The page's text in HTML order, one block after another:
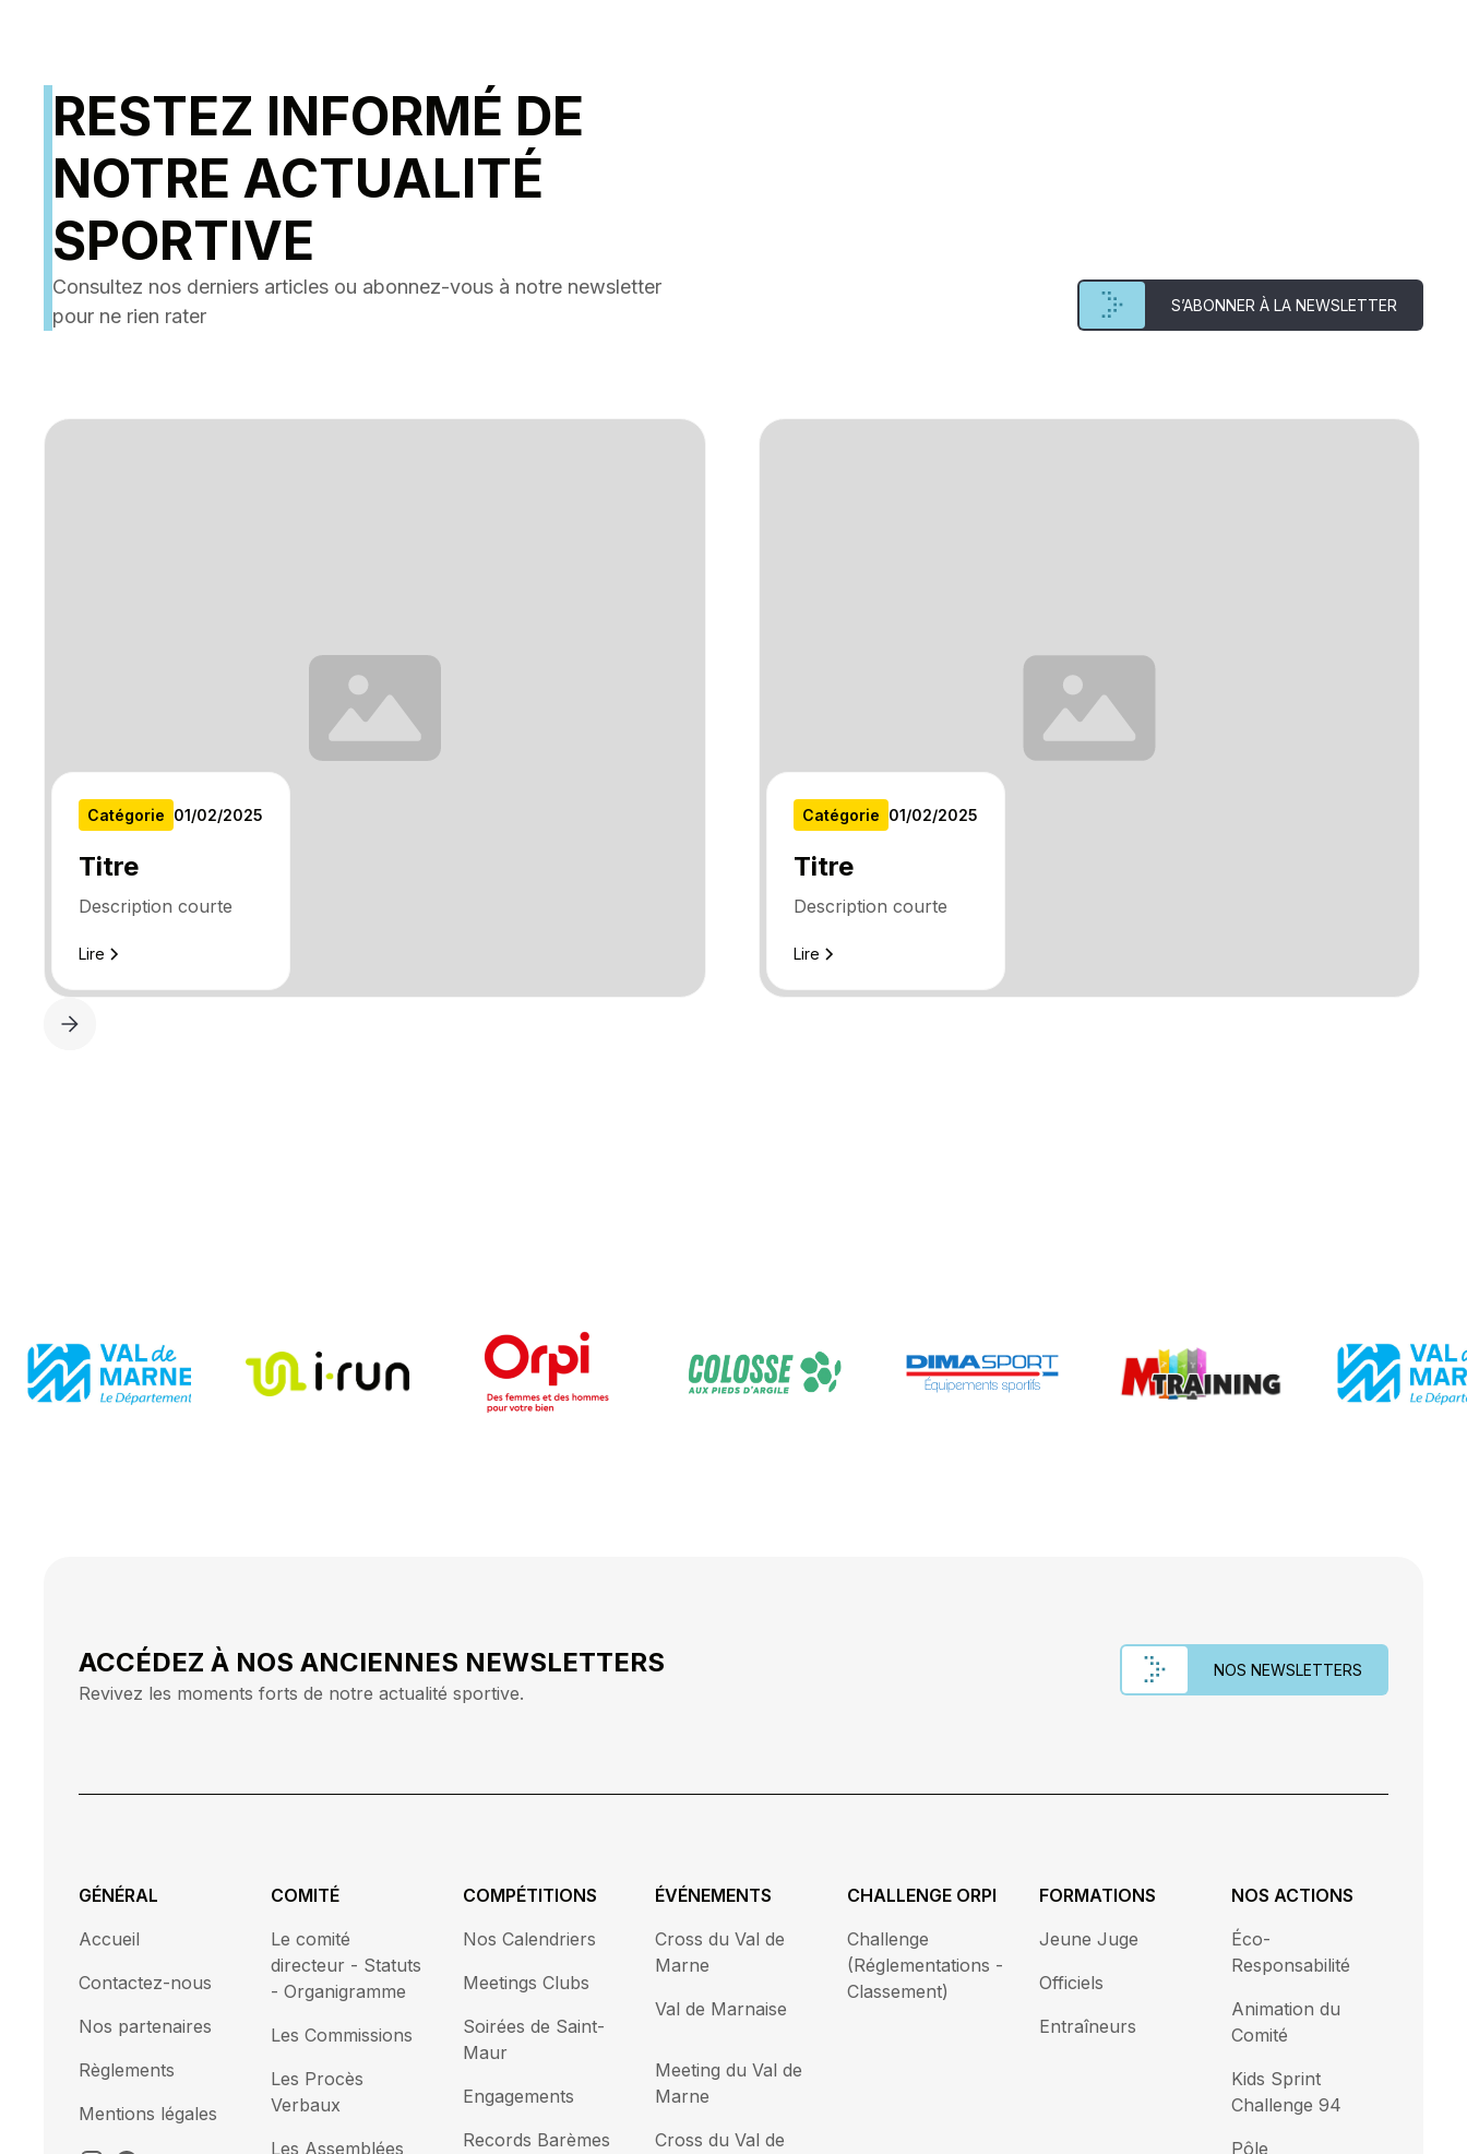
RESTEZ INFORMÉ DE
NOTRE ACTUALITÉ
SPORTIVE
Consultez nos derniers articles ou abonnez-vous à notre newsletter
pour ne rien rater
S’ABONNER À LA NEWSLETTER
Catégorie 01/02/2025
Titre
Description courte
Lire
Catégorie 01/02/2025
Titre
Description courte
Lire
ACCÉDEZ À NOS ANCIENNES NEWSLETTERS
Revivez les moments forts de notre actualité sportive.
NOS NEWSLETTERS
GÉNÉRAL
Accueil
Contactez-nous
Nos partenaires
Règlements
Mentions légales
COMITÉ
Le comité
directeur - Statuts
- Organigramme
Les Commissions
Les Procès
Verbaux
Les Assemblées
COMPÉTITIONS
Nos Calendriers
Meetings Clubs
Soirées de Saint-
Maur
Engagements
Records Barèmes
ÉVÉNEMENTS
Cross du Val de
Marne
Val de Marnaise
Meeting du Val de
Marne
Cross du Val de
CHALLENGE ORPI
Challenge
(Réglementations -
Classement)
FORMATIONS
Jeune Juge
Officiels
Entraîneurs
NOS ACTIONS
Éco-
Responsabilité
Animation du
Comité
Kids Sprint
Challenge 94
Pôle